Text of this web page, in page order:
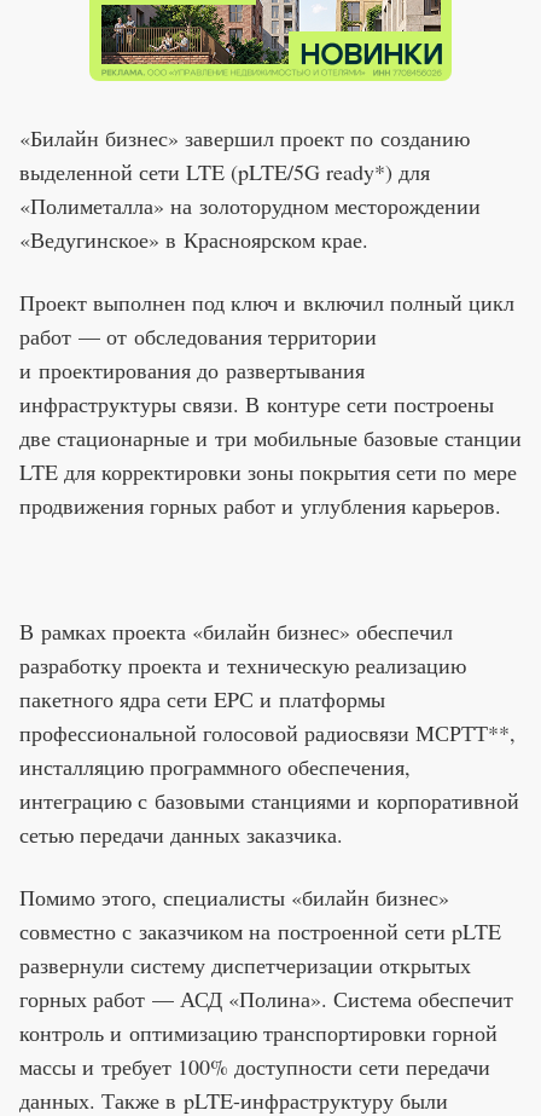
«Билайн бизнес» завершил проект по созданию
выделенной сети LTE (pLTE/5G ready*) для
«Полиметалла» на золоторудном месторождении
«Ведугинское» в Красноярском крае.
Проект выполнен под ключ и включил полный цикл
работ — от обследования территории
и проектирования до развертывания
инфраструктуры связи. В контуре сети построены
две стационарные и три мобильные базовые станции
LTE для корректировки зоны покрытия сети по мере
продвижения горных работ и углубления карьеров.
В рамках проекта «билайн бизнес» обеспечил
разработку проекта и техническую реализацию
пакетного ядра сети EPС и платформы
профессиональной голосовой радиосвязи МСРТТ**,
инсталляцию программного обеспечения,
интеграцию с базовыми станциями и корпоративной
сетью передачи данных заказчика.
Помимо этого, специалисты «билайн бизнес»
совместно с заказчиком на построенной сети pLTE
развернули систему диспетчеризации открытых
горных работ — АСД «Полина». Система обеспечит
контроль и оптимизацию транспортировки горной
массы и требует 100% доступности сети передачи
данных. Также в pLTE-инфраструктуру были